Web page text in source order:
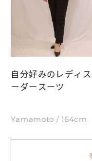
自分好みのレディ
ーダースーツ
Yamamoto / 164cm